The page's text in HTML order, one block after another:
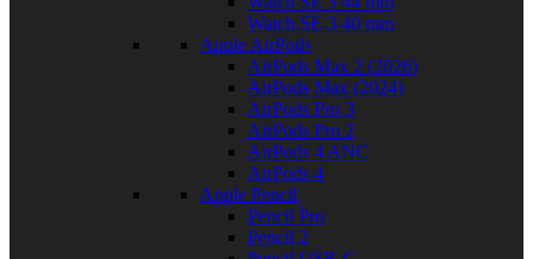
Watch SE 3 40 mm
Apple AirPods
AirPods Max 2 (2026)
AirPods Max (2024)
AirPods Pro 3
AirPods Pro 2
AirPods 4 ANC
AirPods 4
Apple Pencil
Pencil Pro
Pencil 2